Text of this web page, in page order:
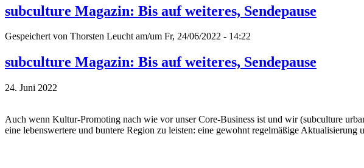
subculture Magazin: Bis auf weiteres, Sendepause
Gespeichert von Thorsten Leuchtam/um Fr, 24/06/2022 - 14:22
subculture Magazin: Bis auf weiteres, Sendepause
24. Juni 2022
Auch wenn Kultur-Promoting nach wie vor unser Core-Business ist und wir (subculture
eine lebenswertere und buntere Region zu leisten: eine gewohnt regelmäßige